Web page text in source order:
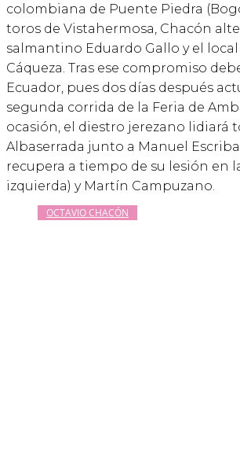
colombiana de Puente Piedra
toros de Vistahermosa, Chacón
salmantino Eduardo Gallo y el
Cáqueza. Tras ese compromiso
Ecuador, pues dos días después
segunda corrida de la Feria de
ocasión, el diestro jerezano lidiará
Albaserrada junto a Manuel
recupera a tiempo de su lesión en
izquierda) y Martín Campuzano.
OCTAVIO CHACÓN